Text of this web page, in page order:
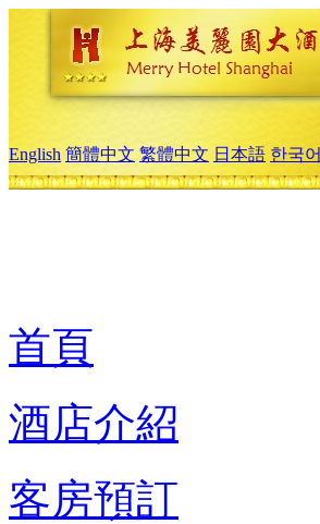
English 簡體中文 繁體中文 日本語 한국어
首頁
酒店介紹
客房預訂